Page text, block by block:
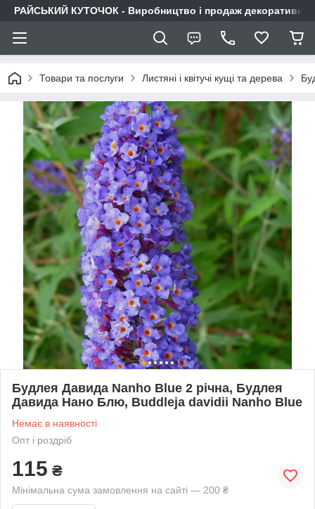
РАЙСЬКИЙ КУТОЧОК - Виробництво і продаж декоративних
Товари та послуги Листяні і квітучі кущі та дерева
Будлея Давида Nanho Blue 2 річна, Будлея
Давида Нано Блю, Buddleja davidii Nanho Blue
Немає в наявності
Опт і роздріб
115 ₴
Мінімальна сума замовлення на сайті — 200 ₴